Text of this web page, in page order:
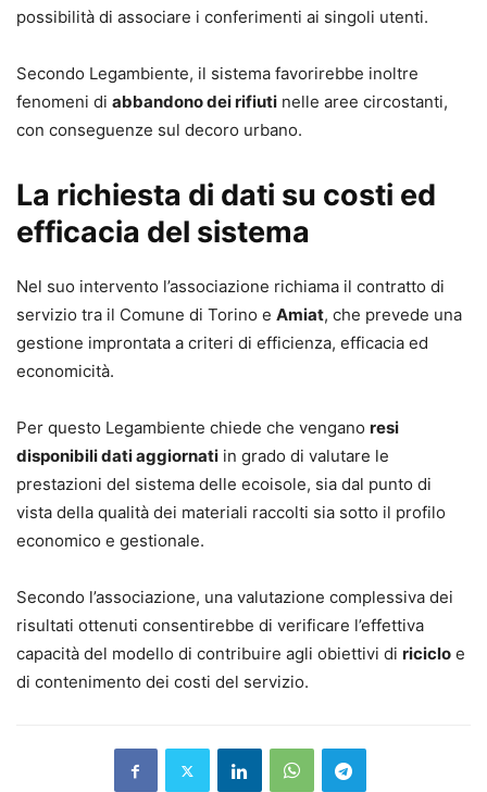
possibilità di associare i conferimenti ai singoli utenti.
Secondo Legambiente, il sistema favorirebbe inoltre
fenomeni di abbandono dei rifiuti nelle aree circostanti,
con conseguenze sul decoro urbano.
La richiesta di dati su costi ed
efficacia del sistema
Nel suo intervento l’associazione richiama il contratto di
servizio tra il Comune di Torino e Amiat, che prevede una
gestione improntata a criteri di efficienza, efficacia ed
economicità.
Per questo Legambiente chiede che vengano resi
disponibili dati aggiornati in grado di valutare le
prestazioni del sistema delle ecoisole, sia dal punto di
vista della qualità dei materiali raccolti sia sotto il profilo
economico e gestionale.
Secondo l’associazione, una valutazione complessiva dei
risultati ottenuti consentirebbe di verificare l’effettiva
capacità del modello di contribuire agli obiettivi di riciclo e
di contenimento dei costi del servizio.